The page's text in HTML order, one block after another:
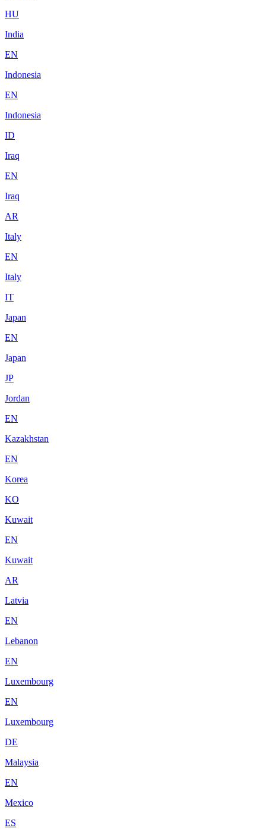
HU
India
EN
Indonesia
EN
Indonesia
ID
Iraq
EN
Iraq
AR
Italy
EN
Italy
IT
Japan
EN
Japan
JP
Jordan
EN
Kazakhstan
EN
Korea
KO
Kuwait
EN
Kuwait
AR
Latvia
EN
Lebanon
EN
Luxembourg
EN
Luxembourg
DE
Malaysia
EN
Mexico
ES